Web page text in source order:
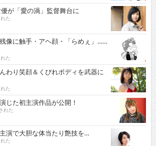
が「愛の渦」監督舞台に
た
像に触手・アヘ顔・「らめぇ」……
た
わり笑顔＆くびれボディを武器に
た
た初主演作品が公開！
れた
演で大胆な体当たり艶技を…
た